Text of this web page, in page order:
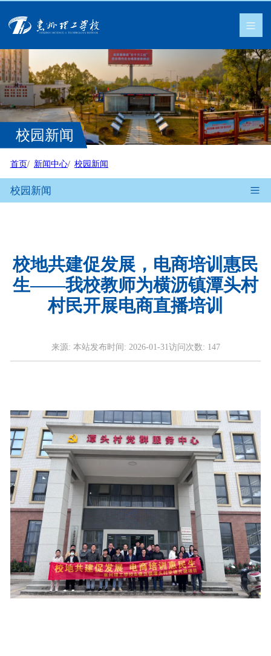
校园新闻
首页 新闻中心 校园新闻
校园新闻
校地共建促发展，电商培训惠民
生——我校教师为横沥镇潭头村
村民开展电商直播培训
来源: 本站发布时间: 2026-01-31访问次数: 147